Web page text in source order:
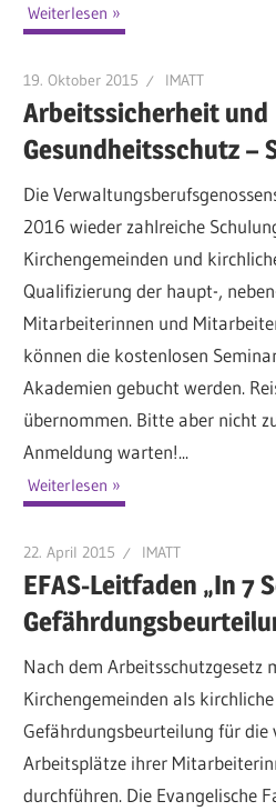
Weiterlesen
19. Oktober 2015 IMATT
Arbeitssicherheit und
Gesundheitsschutz –
Die
2016 wieder zahlreiche
Kirchengemeinden und
Qualifizierung der haupt-,
Mitarbeiterinnen und
können die kostenlosen
Akademien gebucht werden.
übernommen. Bitte aber nicht
Anmeldung warten!...
Weiterlesen
22. April 2015 IMATT
EFAS-Leitfaden „In 7
Nach dem Arbeitsschutzgesetz
Kirchengemeinden als
Gefährdungsbeurteilung für die
Arbeitsplätze ihrer
durchführen. Die Evangelische